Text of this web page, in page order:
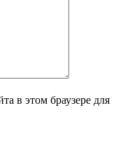
в этом браузере для